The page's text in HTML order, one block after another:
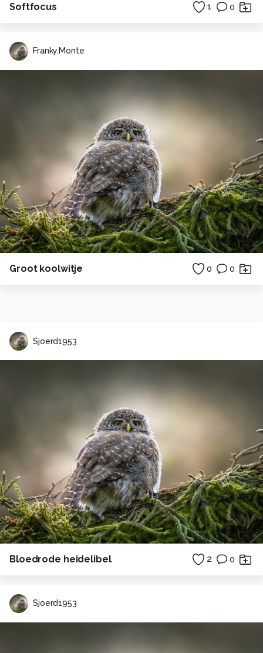
Softfocus 1 0
Franky.Monte
Groot koolwitje 0 0
Sjoerd1953
Bloedrode heidelibel 2 0
Sjoerd1953